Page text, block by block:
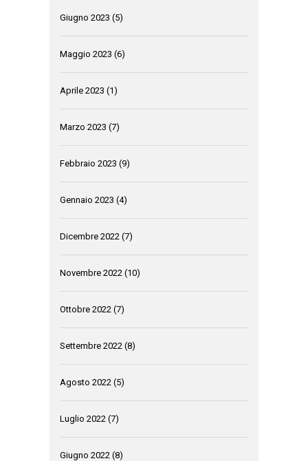
Giugno 2023 (5)
Maggio 2023 (6)
Aprile 2023 (1)
Marzo 2023 (7)
Febbraio 2023 (9)
Gennaio 2023 (4)
Dicembre 2022 (7)
Novembre 2022 (10)
Ottobre 2022 (7)
Settembre 2022 (8)
Agosto 2022 (5)
Luglio 2022 (7)
Giugno 2022 (8)